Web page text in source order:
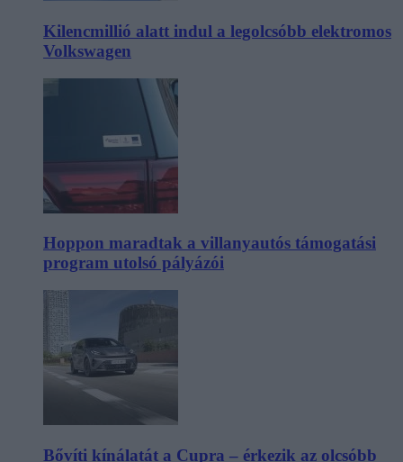
Kilencmillió alatt indul a legolcsóbb elektromos
Volkswagen
Hoppon maradtak a villanyautós támogatási
program utolsó pályázói
Bővíti kínálatát a Cupra – érkezik az olcsóbb